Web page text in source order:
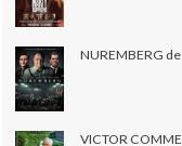
NUREMBERG
VICTOR